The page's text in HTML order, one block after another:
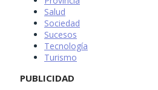
Salud
Sociedad
Sucesos
Tecnología
Turismo
PUBLICIDAD